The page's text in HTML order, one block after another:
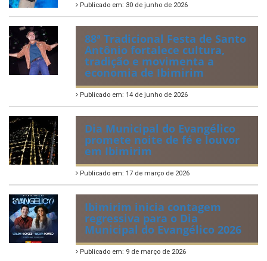
Publicado em: 30 de junho de 2026
88ª Tradicional Festa de Santo
Antônio fortalece cultura,
tradição e movimenta a
economia de Ibimirim
Publicado em: 14 de junho de 2026
Dia Municipal do Evangélico
promete noite de fé e louvor
em Ibimirim
Publicado em: 17 de março de 2026
Ibimirim inicia contagem
regressiva para o Dia
Municipal do Evangélico 2026
Publicado em: 9 de março de 2026